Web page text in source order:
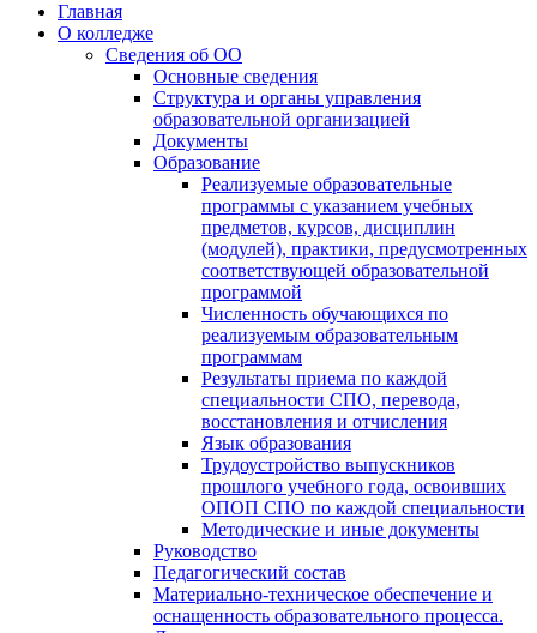
Главная
О колледже
Сведения об ОО
Основные сведения
Структура и органы управления
образовательной организацией
Документы
Образование
Реализуемые образовательные
программы с указанием учебных
предметов, курсов, дисциплин
(модулей), практики, предусмотренных
соответствующей образовательной
программой
Численность обучающихся по
реализуемым образовательным
программам
Результаты приема по каждой
специальности СПО, перевода,
восстановления и отчисления
Язык образования
Трудоустройство выпускников
прошлого учебного года, освоивших
ОПОП СПО по каждой специальности
Методические и иные документы
Руководство
Педагогический состав
Материально-техническое обеспечение и
оснащенность образовательного процесса.